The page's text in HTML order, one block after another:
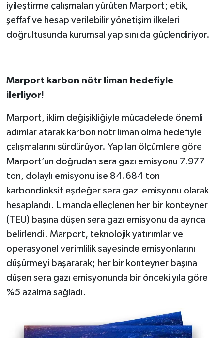
iyileştirme çalışmaları yürüten Marport; etik,
şeffaf ve hesap verilebilir yönetişim ilkeleri
doğrultusunda kurumsal yapısını da güçlendiriyor.
Marport karbon nötr liman hedefiyle
ilerliyor!
Marport, iklim değişikliğiyle mücadelede önemli
adımlar atarak karbon nötr liman olma hedefiyle
çalışmalarını sürdürüyor. Yapılan ölçümlere göre
Marport’un doğrudan sera gazı emisyonu 7.977
ton, dolaylı emisyonu ise 84.684 ton
karbondioksit eşdeğer sera gazı emisyonu olarak
hesaplandı. Limanda elleçlenen her bir konteyner
(TEU) başına düşen sera gazı emisyonu da ayrıca
belirlendi. Marport, teknolojik yatırımlar ve
operasyonel verimlilik sayesinde emisyonlarını
düşürmeyi başararak; her bir konteyner başına
düşen sera gazı emisyonunda bir önceki yıla göre
%5 azalma sağladı.